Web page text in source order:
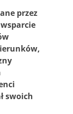
przez
swoich